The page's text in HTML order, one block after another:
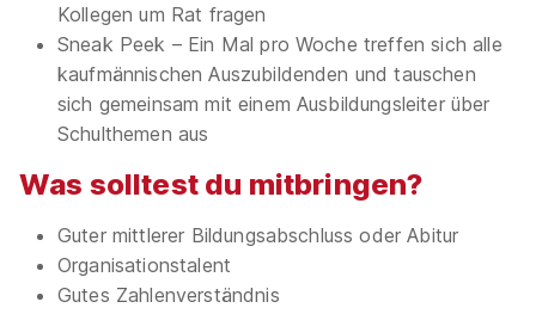
Kollegen um Rat fragen
Sneak Peek – Ein Mal pro Woche treffen sich alle
kaufmännischen Auszubildenden und tauschen
sich gemeinsam mit einem Ausbildungsleiter über
Schulthemen aus
Was solltest du mitbringen?
Guter mittlerer Bildungsabschluss oder Abitur
Organisationstalent
Gutes Zahlenverständnis